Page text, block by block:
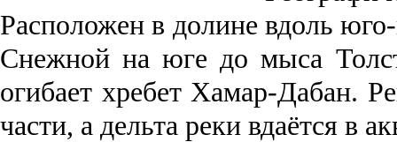
Рас­положен в долине вдоль
Снежной на юге до мыса
огибает хребет Хамар-Дабан.
части, а дельта реки вда­ётся в